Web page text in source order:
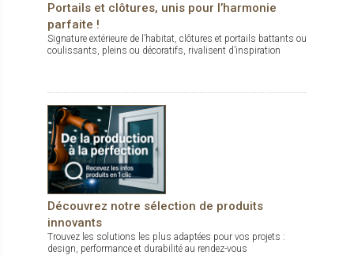
Portails et clôtures, unis pour l’harmonie
parfaite !
Signature extérieure de l’habitat, clôtures et portails battants ou
coulissants, pleins ou décoratifs, rivalisent d’inspiration
Découvrez notre sélection de produits
innovants
Trouvez les solutions les plus adaptées pour vos projets :
design, performance et durabilité au rendez-vous